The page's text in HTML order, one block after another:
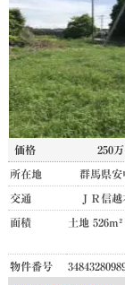
価格 250
所在地 群馬県
交通 ＪＲ信
面積 土地 526m²
物件番号